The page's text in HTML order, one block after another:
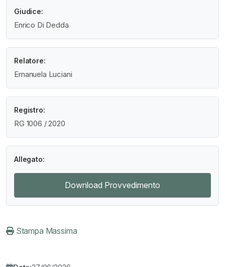
Giudice:
Enrico Di Dedda
Relatore:
Emanuela Luciani
Registro:
RG 1006 / 2020
Allegato:
Download Provvedimento
Stampa Massima